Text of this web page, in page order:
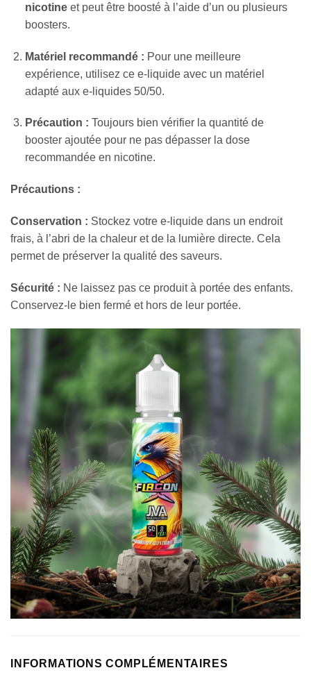
nicotineet peut être boosté à l’aide d’un ou plusieurs
boosters.
Matériel recommandé : Pour une meilleure
expérience, utilisez ce e-liquide avec un matériel
adapté aux e-liquides 50/50.
Précaution : Toujours bien vérifier la quantité de
booster ajoutée pour ne pas dépasser la dose
recommandée en nicotine.
Précautions :
Conservation : Stockez votre e-liquide dans un endroit
frais, à l’abri de la chaleur et de la lumière directe. Cela
permet de préserver la qualité des saveurs.
Sécurité : Ne laissez pas ce produit à portée des enfants.
Conservez-le bien fermé et hors de leur portée.
INFORMATIONS COMPLÉMENTAIRES